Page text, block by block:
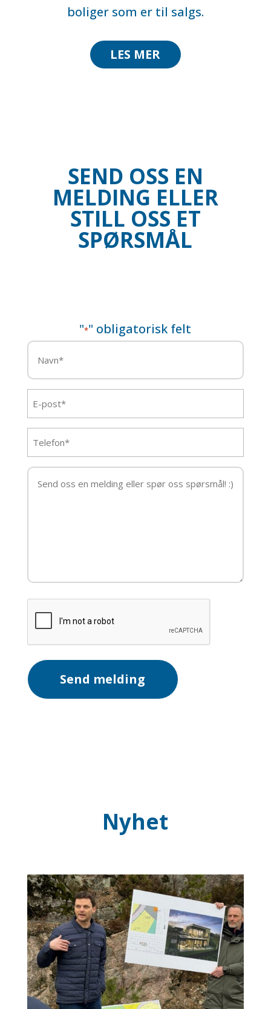
boliger som er til salgs.
LES MER
SEND OSS EN
MELDING ELLER
STILL OSS ET
SPØRSMÅL
"*" obligatorisk felt
Nyhet